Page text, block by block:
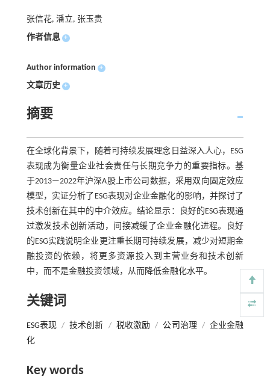
张信花, 潘立, 张玉贵
作者信息 +
Author information +
文章历史 +
摘要
在全球化背景下，随着可持续发展理念日益深入人心，ESG
表现成为衡量企业社会责任与长期竞争力的重要指标。基
于2013—2022年沪深A股上市公司数据，采用双向固定效应
模型，实证分析了ESG表现对企业金融化的影响，并探讨了
技术创新在其中的中介效应。结论显示：良好的ESG表现通
过激发技术创新活动，间接减缓了企业金融化进程。良好
的ESG实践说明企业更注重长期可持续发展，减少对短期金
融投资的依赖，将更多资源投入到主营业务和技术创新
中，而不是金融投资领域，从而降低金融化水平。
关键词
ESG表现 / 技术创新 / 税收激励 / 公司治理 / 企业金融
化
Key words